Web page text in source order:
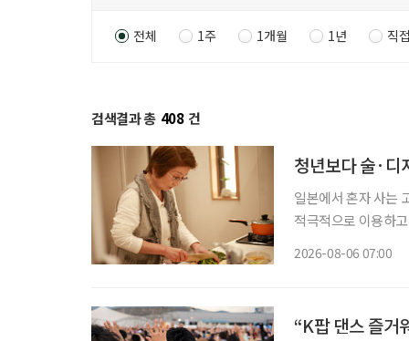
전체 1주 1개월 1년 직
검색결과 총 408 건
청년보다 술·
일본에서 혼자 사는
적극적으로 이용하
2026-08-06 07:00
“K팝 댄스 즐거